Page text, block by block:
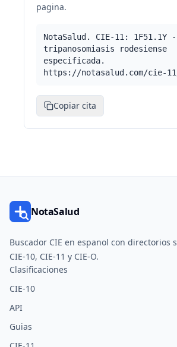
pagina.
NotaSalud. CIE-11: 1F51.1Y
tripanosomiasis rodesiense
especificada.
https://notasalud.com/cie-
Copiar cita
NotaSalud
Buscador CIE en espanol con directorios
CIE-10, CIE-11 y CIE-O.
Clasificaciones
CIE-10
API
Guias